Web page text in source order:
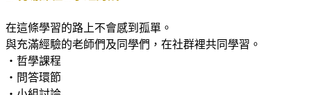
在這條學習的路上不會感到孤單。
與充滿經驗的老師們及同學們，在社群裡共同學習。
・哲學課程
・問答環節